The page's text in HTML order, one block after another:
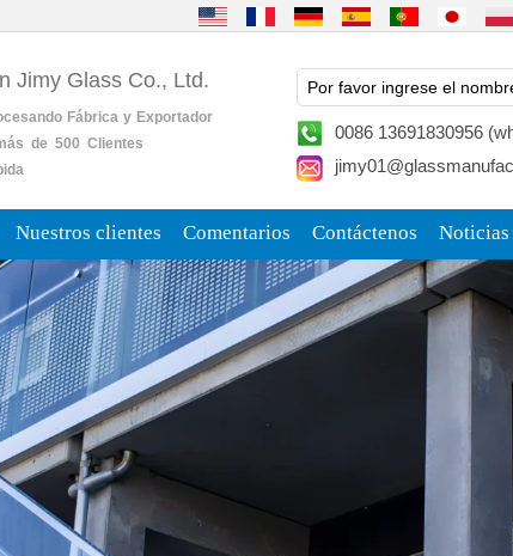
Jimy Glass Co., Ltd.
Fábrica y Exportador
de 500 Clientes
0086 13691830956
Nuestros clientes Comentarios Contáctenos Noticias